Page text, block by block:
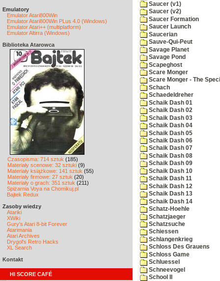
Emulatory
Emulator Atari800Win
Emulator Atari800Win PLus 4.0 (Windows)
Emulator Atari++ (multiplatform)
Emulator Altirra (Windows)
Biblioteka Atarowca
Czasopisma: 714 sztuk (185)
Materiały scenowe: 32 sztuki (9)
Materiały książkowe: 141 sztuk (55)
Materiały firmowe: 27 sztuk (20)
Materiały o grach: 351 sztuk (211)
Spiżarnia Voya na Chomikuj.pl
Bajtek Redux
Zasoby wiedzy
Atariki
XWiki
Gury's Atari 8-bit Forever
Atarimania
Atari Archives
Drygol's Retro Hacks
XL Search
Kontakt
HI SCORE CAFÉ
Saucer (v1)
Saucer (v2)
Saucer Formation
Saucer Launch
Saucerian
Sauve-Qui-Peut
Savage Planet
Savage Pond
Scapeghost
Scare Monger
Scare Monger - The
Schach
Schaedeldreher
Schaik Dash 01
Schaik Dash 02
Schaik Dash 03
Schaik Dash 04
Schaik Dash 05
Schaik Dash 06
Schaik Dash 07
Schaik Dash 08
Schaik Dash 09
Schaik Dash 10
Schaik Dash 11
Schaik Dash 12
Schaik Dash 13
Schaik Dash 14
Schatz-Hoehle
Schatzjaeger
Schatzsuche
Schiessen
Schlangenkrieg
Schloss Des Grauens
Schloss Game
Schluessel
Schneevogel
School II